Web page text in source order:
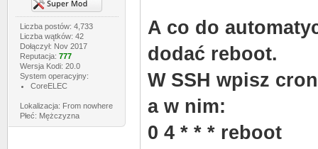
Liczba postów: 4,733
Liczba wątków: 42
Dołączył: Nov 2017
Reputacja: 777
Wersja Kodi: 20.0
System operacyjny:
CoreELEC
Lokalizacja: From nowhere
Płeć: Mężczyzna
A co do
dodać reboot.
W SSH wpisz
a w nim:
0 4 * * * reboot